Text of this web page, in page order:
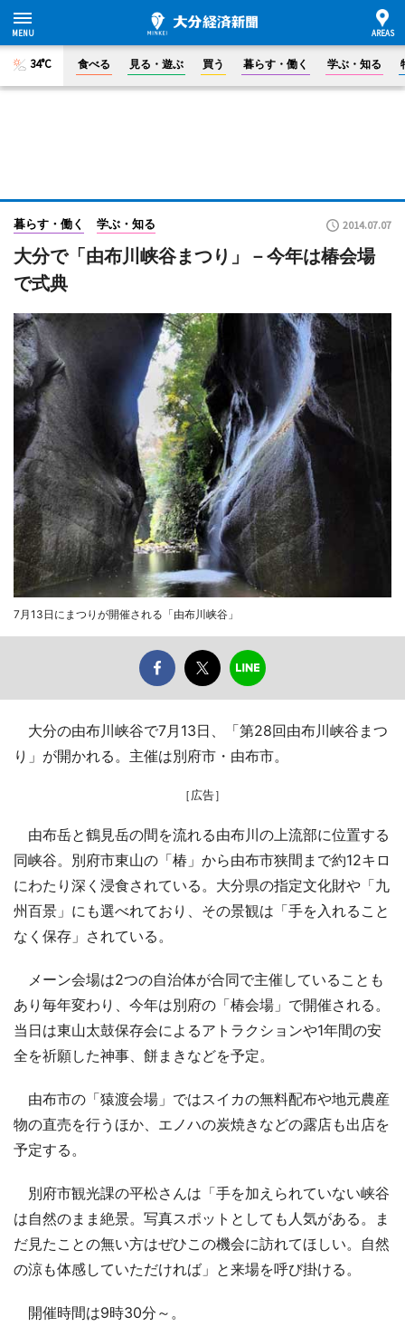
34°C 食べる 見る・遊ぶ 買う 暮らす・働く 学ぶ・知る
暮らす・働く 学ぶ・知る 2014.07.07
大分で「由布川峡谷まつり」－今年は椿会場
で式典
7月13日にまつりが開催される「由布川峡谷」
大分の由布川峡谷で7月13日、「第28回由布川峡谷まつ
り」が開かれる。主催は別府市・由布市。
［広告］
由布岳と鶴見岳の間を流れる由布川の上流部に位置する
同峡谷。別府市東山の「椿」から由布市狭間まで約12キロ
にわたり深く浸食されている。大分県の指定文化財や「九
州百景」にも選べれており、その景観は「手を入れること
なく保存」されている。
メーン会場は2つの自治体が合同で主催していることも
あり毎年変わり、今年は別府の「椿会場」で開催される。
当日は東山太鼓保存会によるアトラクションや1年間の安
全を祈願した神事、餅まきなどを予定。
由布市の「猿渡会場」ではスイカの無料配布や地元農産
物の直売を行うほか、エノハの炭焼きなどの露店も出店を
予定する。
別府市観光課の平松さんは「手を加えられていない峡谷
は自然のまま絶景。写真スポットとしても人気がある。ま
だ見たことの無い方はぜひこの機会に訪れてほしい。自然
の涼も体感していただければ」と来場を呼び掛ける。
開催時間は9時30分～。